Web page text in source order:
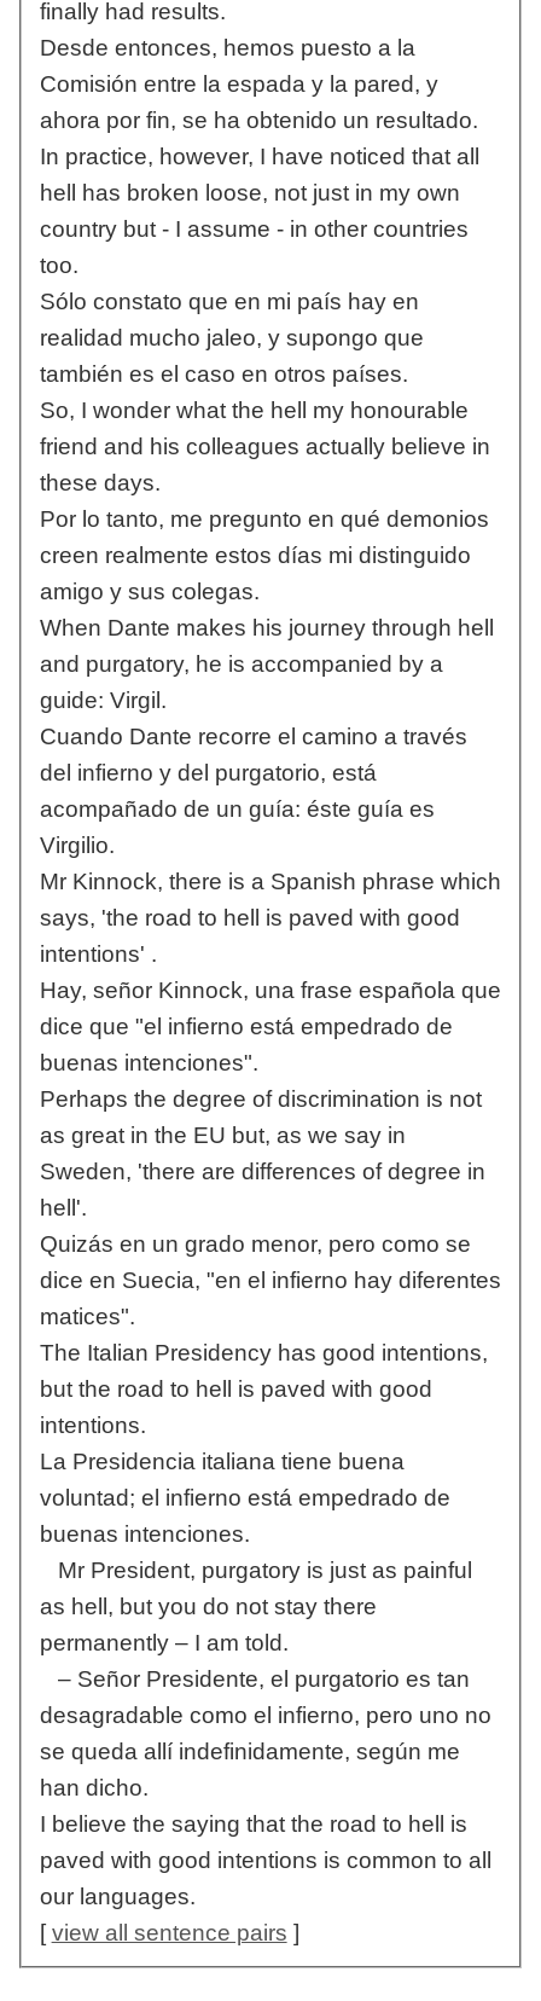
finally had results.
Desde entonces, hemos puesto a la
Comisión entre la espada y la pared, y
ahora por fin, se ha obtenido un resultado.
In practice, however, I have noticed that all
hell has broken loose, not just in my own
country but - I assume - in other countries
too.
Sólo constato que en mi país hay en
realidad mucho jaleo, y supongo que
también es el caso en otros países.
So, I wonder what the hell my honourable
friend and his colleagues actually believe in
these days.
Por lo tanto, me pregunto en qué demonios
creen realmente estos días mi distinguido
amigo y sus colegas.
When Dante makes his journey through hell
and purgatory, he is accompanied by a
guide: Virgil.
Cuando Dante recorre el camino a través
del infierno y del purgatorio, está
acompañado de un guía: éste guía es
Virgilio.
Mr Kinnock, there is a Spanish phrase which
says, 'the road to hell is paved with good
intentions' .
Hay, señor Kinnock, una frase española que
dice que "el infierno está empedrado de
buenas intenciones".
Perhaps the degree of discrimination is not
as great in the EU but, as we say in
Sweden, 'there are differences of degree in
hell'.
Quizás en un grado menor, pero como se
dice en Suecia, "en el infierno hay diferentes
matices".
The Italian Presidency has good intentions,
but the road to hell is paved with good
intentions.
La Presidencia italiana tiene buena
voluntad; el infierno está empedrado de
buenas intenciones.
Mr President, purgatory is just as painful
as hell, but you do not stay there
permanently – I am told.
– Señor Presidente, el purgatorio es tan
desagradable como el infierno, pero uno no
se queda allí indefinidamente, según me
han dicho.
I believe the saying that the road to hell is
paved with good intentions is common to all
our languages.
[view all sentence pairs ]